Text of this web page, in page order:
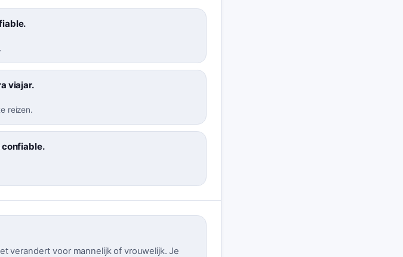
viajar.
reizen.
confiable.
verandert voor mannelijk of vrouwelijk. Je